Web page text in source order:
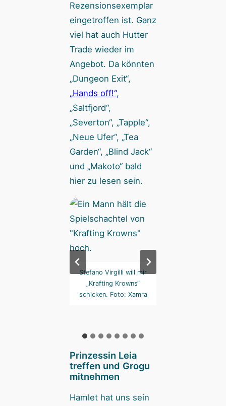
Rezensionsexemplar
eingetroffen ist. Ganz
viel hat auch Hutter
Trade wieder im
Angebot. Da könnten
„Dungeon Exit“,
„Hands off!“,
„Saltfjord“,
„Severton“, „Tapple“,
„Neue Ufer“, „Tea
Garden“, „Blind Jack“
und „Makoto“ bald
hier zu lesen sein.
Stefano Virgilli will mir
„Krafting Krowns“
schicken. Foto: Xamra
Prinzessin Leia
treffen und Grogu
mitnehmen
Hamlet hat uns sein